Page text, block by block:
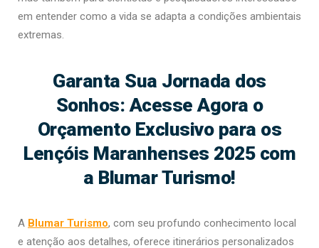
em entender como a vida se adapta a condições ambientais
extremas.
Garanta Sua Jornada dos
Sonhos: Acesse Agora o
Orçamento Exclusivo para os
Lençóis Maranhenses 2025 com
a Blumar Turismo!
A Blumar Turismo, com seu profundo conhecimento local
e atenção aos detalhes, oferece itinerários personalizados